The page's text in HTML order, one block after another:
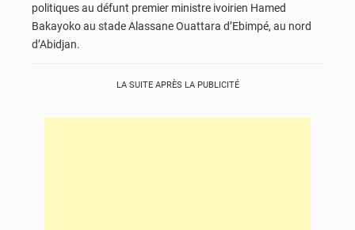
politiques au défunt premier ministre ivoirien Hamed
Bakayoko au stade Alassane Ouattara d’Ebimpé, au nord
d’Abidjan.
LA SUITE APRÈS LA PUBLICITÉ